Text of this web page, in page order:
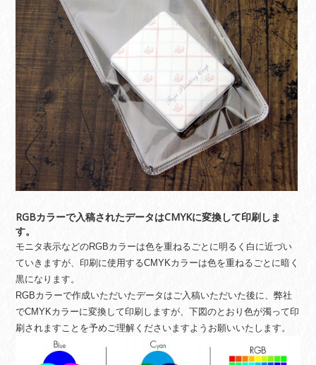
RGBカラーで入稿されたデータはCMYKに変換して印刷しま
す。
モニタ表示などのRGBカラーは色を重ねるごとに明るく白に近づい
ていきますが、印刷に使用するCMYKカラーは色を重ねるごとに暗く
黒になります。
RGBカラーで作成いただいたデータはご入稿いただいた後に、弊社
でCMYKカラーに変換して印刷しますが、下図のとおり色が濁って印
刷されますことを予めご理解くださいますようお願いいたします。